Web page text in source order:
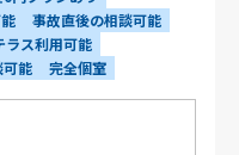
事故直後の相談可能
ラス利用可能
可能 完全個室